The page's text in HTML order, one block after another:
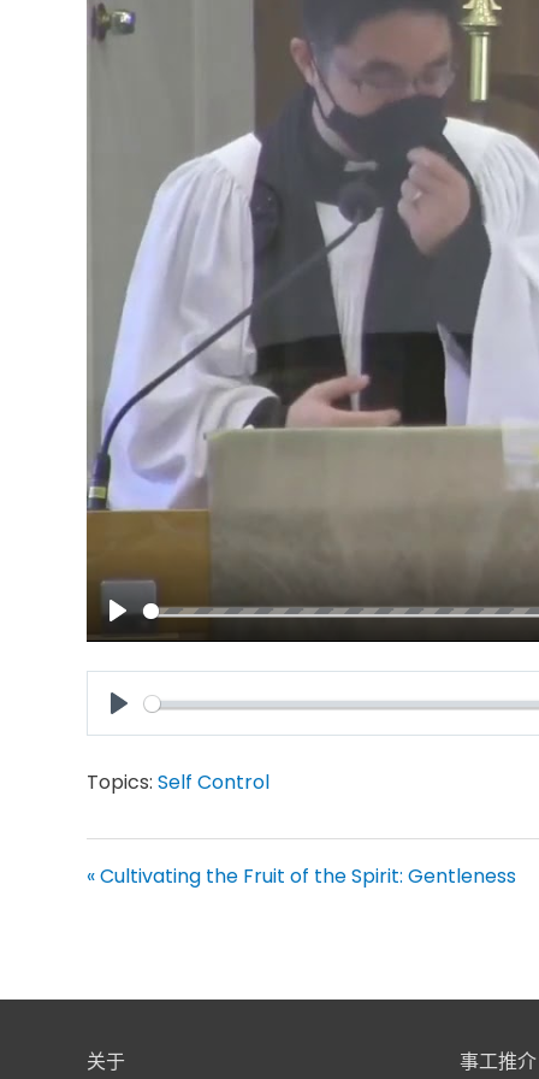
Play
Play
Topics: Self Control
« Cultivating the Fruit of the Spirit: Gentleness
关于 事工推介